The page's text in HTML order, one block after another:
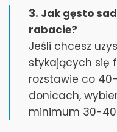
3. Jak gęsto
rabacie?
Jeśli chcesz
stykających się
rozstawie co
donicach,
minimum 30-